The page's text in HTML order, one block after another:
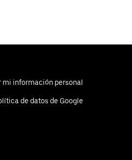
mi información personal
de datos de Google